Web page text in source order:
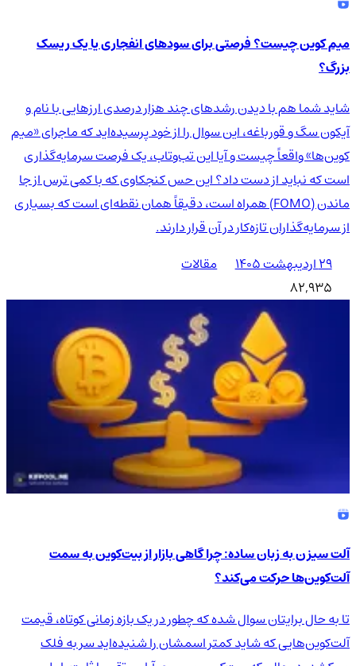
میم کوین چیست؟ فرصتی برای سودهای انفجاری یا یک ریسک
بزرگ؟
شاید شما هم با دیدن رشدهای چند هزار درصدی ارزهایی با نام و
آیکون سگ و قورباغه، این سوال را از خود پرسیده‌اید که ماجرای «میم
کوین‌ها» واقعاً چیست و آیا این تب‌وتاب، یک فرصت سرمایه‌گذاری
است که نباید از دست داد؟ این حس کنجکاوی که با کمی ترس از جا
ماندن (FOMO) همراه است، دقیقاً همان نقطه‌ای است که بسیاری
از سرمایه‌گذاران تازه‌کار در آن قرار دارند.
۲۹ اردیبهشت ۱۴۰۵
مقالات
82,935
آلت سیزن به زبان ساده: چرا گاهی بازار از بیت‌کوین به سمت
آلت‌کوین‌ها حرکت می‌کند؟
تا به حال برایتان سوال شده که چطور در یک بازه زمانی کوتاه، قیمت
آلت‌کوین‌هایی که شاید کمتر اسمشان را شنیده‌اید سر به فلک